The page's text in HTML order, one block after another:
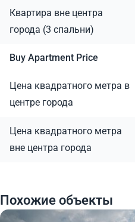
Квартира вне центра
города (3 спальни)
Buy Apartment Price
Цена квадратного метра в
центре города
Цена квадратного метра
вне центра города
Похожие объекты